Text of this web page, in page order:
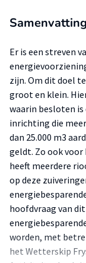
Samenvatting
Er is een streven
zijn. Om dit doel
groot en klein.
waarin besloten
inrichting die
dan 25.000 m3
geldt. Zo ook
heeft meerdere
op deze
hoofdvraag van
worden, met
het Wetterskip